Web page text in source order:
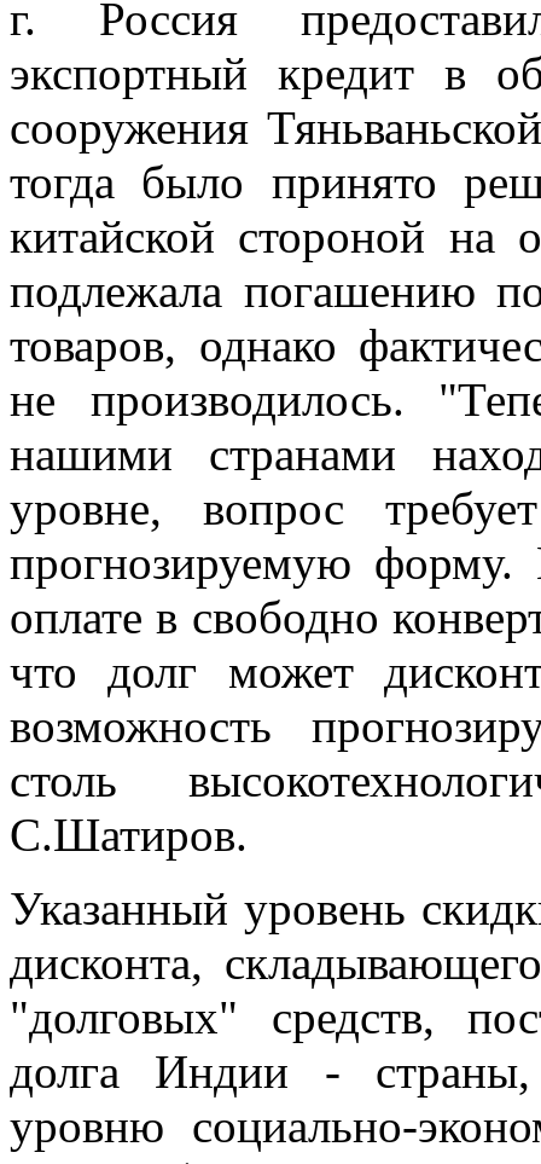
г. Россия
экспортный кредит в
сооружения
тогда было принято
китайской стороной на
подлежала погашению
товаров, однако
не производилось.
нашими странами
уровне, вопрос
прогнозируемую форму.
оплате в свободно
что долг может
возможность
столь
С.Шатиров.
Указанный уровень
дисконта,
"долговых" средств,
долга Индии -
уровню социально-